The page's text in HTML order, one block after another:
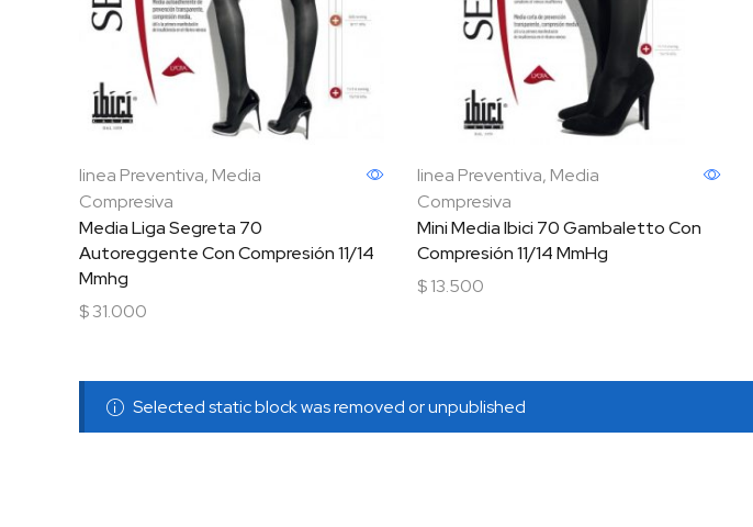
linea Preventiva, Media
Compresiva
Media Liga Segreta 70
Autoreggente Con Compresión 11/14
Mmhg
$31.000
linea Preventiva, Media
Compresiva
Mini Media Ibici 70 Gambaletto Con
Compresión 11/14 MmHg
$13.500
Selected static block was removed or unpublished